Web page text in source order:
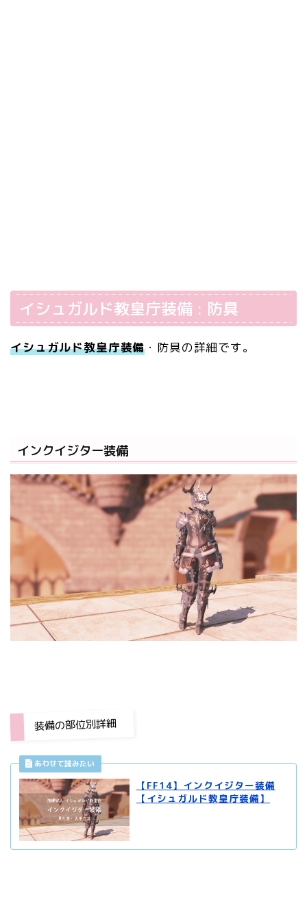
イシュガルド教皇庁装備 : 防具
イシュガルド教皇庁装備 ・防具の詳細です。
インクイジター装備
装備の部位別詳細
【FF14】インクイジター装備
【イシュガルド教皇庁装備】